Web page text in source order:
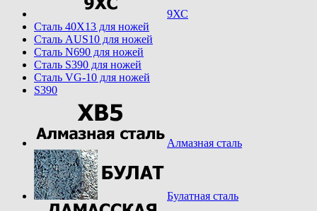
9ХС
Cталь 40Х13 для ножей
Cталь AUS10 для ножей
Cталь N690 для ножей
Cталь S390 для ножей
Cталь VG-10 для ножей
S390
Алмазная сталь
Булатная сталь